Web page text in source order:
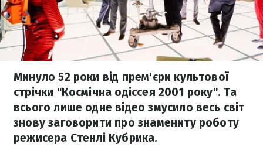
Минуло 52 роки від прем'єри культової
стрічки "Космічна одіссея 2001 року". Та
всього лише одне відео змусило весь світ
знову заговорити про знамениту роботу
режисера Стенлі Кубрика.